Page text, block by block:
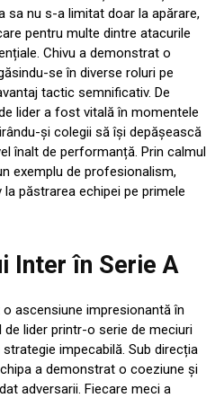
sa nu s-a limitat doar la apărare,
pentru multe dintre atacurile
Chivu a demonstrat o
se în diverse roluri pe
tactic semnificativ. De
lider a fost vitală în momentele
și colegii să își depășească
înalt de performanță. Prin calmul
exemplu de profesionalism,
păstrarea echipei pe primele
Inter în Serie A
ascensiune impresionantă în
lider printr-o serie de meciuri
impecabilă. Sub direcția
a demonstrat o coeziune și
adversarii. Fiecare meci a